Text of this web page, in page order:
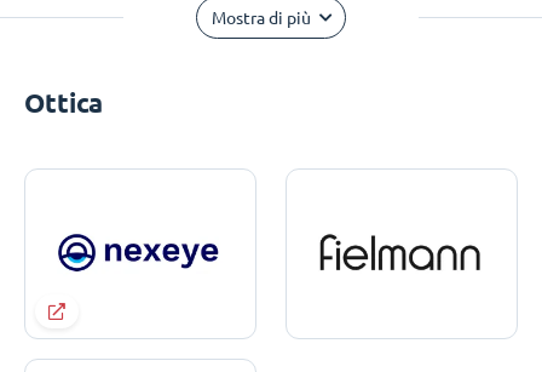
Mostra di più
Ottica